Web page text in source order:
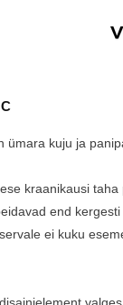
ümara kuju ja
kraanikausi taha
end
ei kuku